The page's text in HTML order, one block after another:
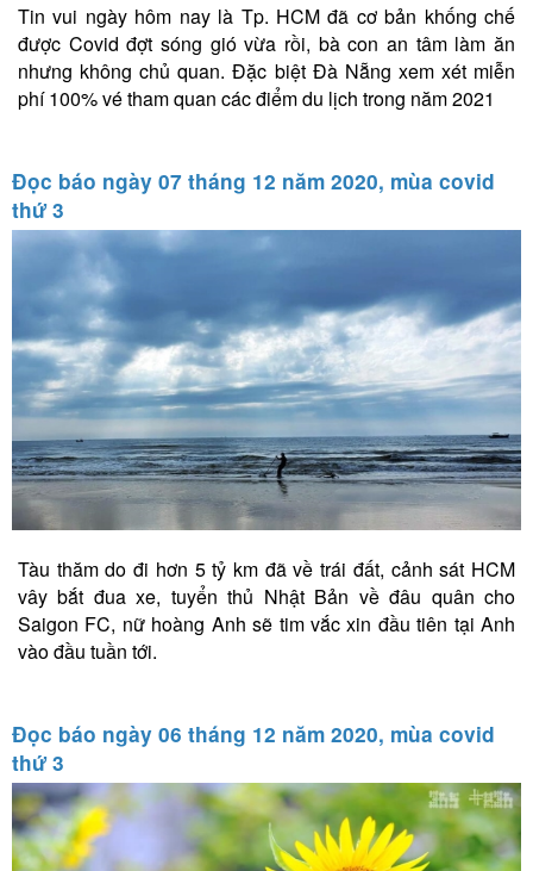
Tin vui ngày hôm nay là Tp. HCM đã cơ bản khống chế
được Covid đợt sóng gió vừa rồi, bà con an tâm làm ăn
nhưng không chủ quan. Đặc biệt Đà Nẵng xem xét miễn
phí 100% vé tham quan các điểm du lịch trong năm 2021
Đọc báo ngày 07 tháng 12 năm 2020, mùa covid
thứ 3
Tàu thăm do đi hơn 5 tỷ km đã về trái đất, cảnh sát HCM
vây bắt đua xe, tuyển thủ Nhật Bản về đâu quân cho
Saigon FC, nữ hoàng Anh sẽ tim vắc xin đầu tiên tại Anh
vào đầu tuần tới.
Đọc báo ngày 06 tháng 12 năm 2020, mùa covid
thứ 3